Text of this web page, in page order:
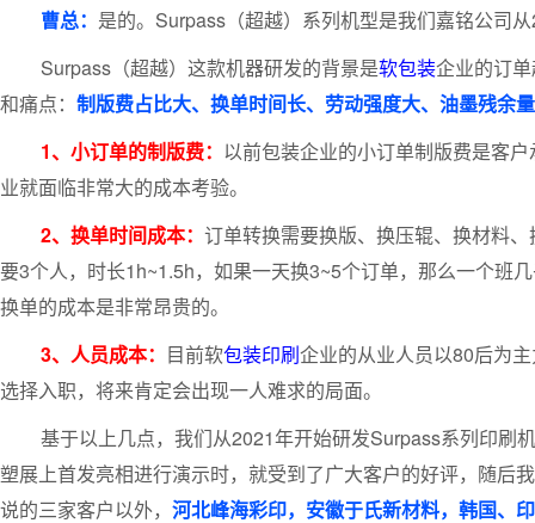
曹总： 是的。Surpass（超越）系列机型是我们嘉铭公司
Surpass（超越）这款机器研发的背景是软包装企业的订
和痛点： 制版费占比大、换单时间长、劳动强度大、油墨残余
1、小订单的制版费： 以前包装企业的小订单制版费是客
业就面临非常大的成本考验。
2、换单时间成本： 订单转换需要换版、换压辊、换材料
要3个人，时长1h~1.5h，如果一天换3~5个订单，那么一个班
换单的成本是非常昂贵的。
3、人员成本： 目前软包装印刷企业的从业人员以80后为
选择入职，将来肯定会出现一人难求的局面。
基于以上几点，我们从2021年开始研发Surpass系列印刷
塑展上首发亮相进行演示时，就受到了广大客户的好评，随后
说的三家客户以外， 河北峰海彩印，安徽于氏新材料，韩国、